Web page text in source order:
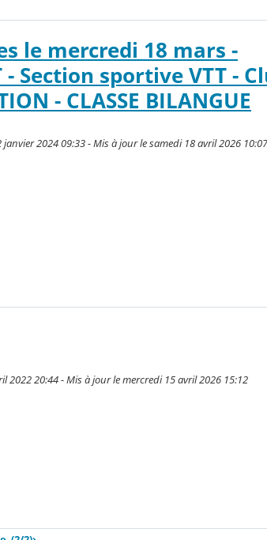
le mercredi 18 mars -
Section sportive VTT -
- CLASSE BILANGUE
2024 09:33 - Mis à jour le samedi 18 avril 2026 10:07
20:44 - Mis à jour le mercredi 15 avril 2026 15:12